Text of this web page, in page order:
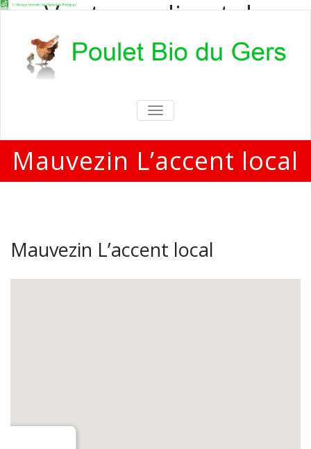
Vente en direct de
poulets bio
Vente en direct de poulets bio aux
particuliers et professionnels
TOGGLE
NAVIGATION
Mauvezin L’accent local
Mauvezin L’accent local